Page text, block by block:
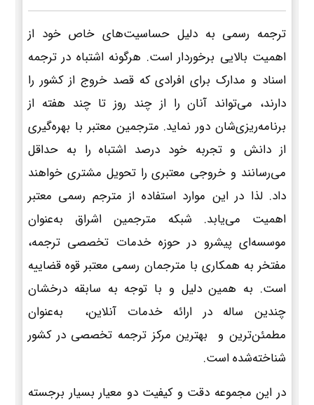
ترجمه رسمی به دلیل حساسیت‌های خاص خود از
اهمیت بالایی برخوردار است. هرگونه اشتباه در ترجمه
اسناد و مدارک برای افرادی که قصد خروج از کشور را
دارند، می‌تواند آنان را از چند روز تا چند هفته از
برنامه‌ریزی‌شان دور نماید. مترجمین معتبر با بهره‌گیری
از دانش و تجربه خود درصد اشتباه را به حداقل
می‌رسانند و خروجی معتبری را تحویل مشتری خواهند
داد. لذا در این موارد استفاده از مترجم رسمی معتبر
اهمیت می‌یابد. شبکه مترجمین اشراق به‌عنوان
موسسه‌ای پیشرو در حوزه خدمات تخصصی ترجمه،
مفتخر به همکاری با مترجمان رسمی معتبر قوه قضاییه
است. به همین دلیل و با توجه به سابقه درخشان
چندین ساله در ارائه خدمات آنلاین، به‌عنوان
مطمئن‌ترین و بهترین مرکز ترجمه تخصصی در کشور
شناخته‌شده است.
در این مجموعه دقت و کیفیت دو معیار بسیار برجسته